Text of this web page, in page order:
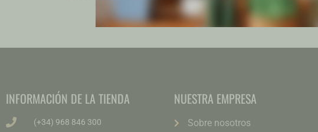
INFORMACIÓN DE LA TIENDA
(+34) 968 846 300
NUESTRA EMPRESA
Sobre nosotros